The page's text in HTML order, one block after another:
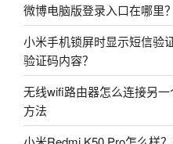
微博电脑版登录入口在哪里
小米手机锁屏时显示短信验
验证码内容？
无线wifi路由器怎么连接另
方法